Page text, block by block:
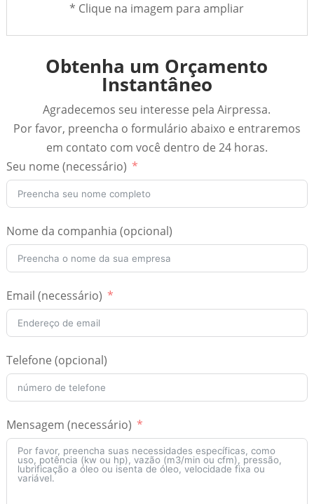
* Clique na imagem para ampliar
Obtenha um Orçamento
Instantâneo
Agradecemos seu interesse pela Airpressa.
Por favor, preencha o formulário abaixo e entraremos
em contato com você dentro de 24 horas.
Seu nome (necessário)
Nome da companhia (opcional)
Email (necessário)
Telefone (opcional)
Mensagem (necessário)